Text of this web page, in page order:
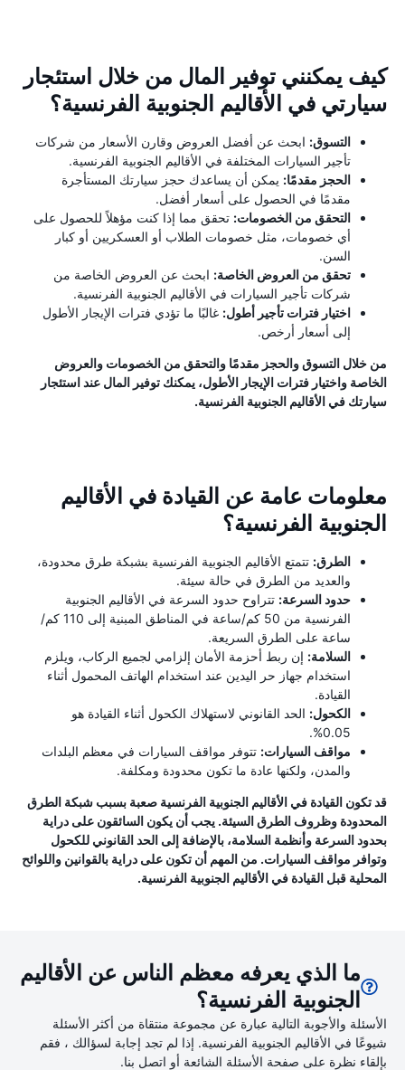
كيف يمكنني توفير المال من خلال استئجار
سيارتي في الأقاليم الجنوبية الفرنسية؟
التسوق: ابحث عن أفضل العروض وقارن الأسعار من شركات
تأجير السيارات المختلفة في الأقاليم الجنوبية الفرنسية.
الحجز مقدمًا: يمكن أن يساعدك حجز سيارتك المستأجرة
مقدمًا في الحصول على أسعار أفضل.
التحقق من الخصومات: تحقق مما إذا كنت مؤهلاً للحصول على
أي خصومات، مثل خصومات الطلاب أو العسكريين أو كبار
السن.
تحقق من العروض الخاصة: ابحث عن العروض الخاصة من
شركات تأجير السيارات في الأقاليم الجنوبية الفرنسية.
اختيار فترات تأجير أطول: غالبًا ما تؤدي فترات الإيجار الأطول
إلى أسعار أرخص.
من خلال التسوق والحجز مقدمًا والتحقق من الخصومات والعروض
الخاصة واختيار فترات الإيجار الأطول، يمكنك توفير المال عند استئجار
سيارتك في الأقاليم الجنوبية الفرنسية.
معلومات عامة عن القيادة في الأقاليم
الجنوبية الفرنسية؟
الطرق: تتمتع الأقاليم الجنوبية الفرنسية بشبكة طرق محدودة،
والعديد من الطرق في حالة سيئة.
حدود السرعة: تتراوح حدود السرعة في الأقاليم الجنوبية
الفرنسية من 50 كم/ساعة في المناطق المبنية إلى 110 كم/
ساعة على الطرق السريعة.
السلامة: إن ربط أحزمة الأمان إلزامي لجميع الركاب، ويلزم
استخدام جهاز حر اليدين عند استخدام الهاتف المحمول أثناء
القيادة.
الكحول: الحد القانوني لاستهلاك الكحول أثناء القيادة هو
0.05%.
مواقف السيارات: تتوفر مواقف السيارات في معظم البلدات
والمدن، ولكنها عادة ما تكون محدودة ومكلفة.
قد تكون القيادة في الأقاليم الجنوبية الفرنسية صعبة بسبب شبكة الطرق
المحدودة وظروف الطرق السيئة. يجب أن يكون السائقون على دراية
بحدود السرعة وأنظمة السلامة، بالإضافة إلى الحد القانوني للكحول
وتوافر مواقف السيارات. من المهم أن تكون على دراية بالقوانين واللوائح
المحلية قبل القيادة في الأقاليم الجنوبية الفرنسية.
ما الذي يعرفه معظم الناس عن الأقاليم
الجنوبية الفرنسية؟
الأسئلة والأجوبة التالية عبارة عن مجموعة منتقاة من أكثر الأسئلة
شيوعًا في الأقاليم الجنوبية الفرنسية. إذا لم تجد إجابة لسؤالك ، فقم
بإلقاء نظرة على صفحة الأسئلة الشائعة أو اتصل بنا.